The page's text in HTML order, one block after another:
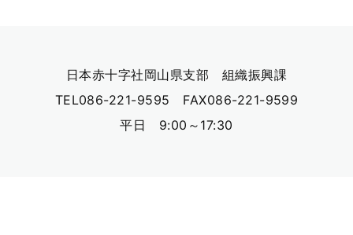
日本赤十字社岡山県支部 組織振興課
TEL086-221-9595 FAX086-221-9599
平日 9:00～17:30